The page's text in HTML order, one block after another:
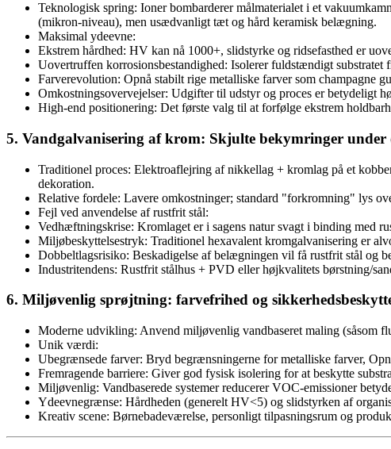
Teknologisk spring: Ioner bombarderer målmaterialet i et
(mikron-niveau), men usædvanligt tæt og hård keramisk belægning.
Maksimal ydeevne:
Ekstrem hårdhed: HV kan nå 1000+, slidstyrke og ridsefasthed er
Uovertruffen korrosionsbestandighed: Isolerer fuldstændigt substratet
Farverevolution: Opnå stabilt rige metalliske farver som champagne
Omkostningsovervejelser: Udgifter til udstyr og proces er betydeligt
High-end positionering: Det første valg til at forfølge ekstrem
5. Vandgalvanisering af krom: Skjulte bekymringer under
Traditionel proces: Elektroaflejring af nikkellag + kromlag på et
dekoration.
Relative fordele: Lavere omkostninger; standard "forkromning" lys
Fejl ved anvendelse af rustfrit stål:
Vedhæftningskrise: Kromlaget er i sagens natur svagt i binding med
Miljøbeskyttelsestryk: Traditionel hexavalent kromgalvanisering er
Dobbeltlagsrisiko: Beskadigelse af belægningen vil få rustfrit stål og
Industritendens: Rustfrit stålhus + PVD eller højkvalitets børstning/
6. Miljøvenlig sprøjtning: farvefrihed og
Moderne udvikling: Anvend miljøvenlig vandbaseret maling (såsom
Unik værdi:
Ubegrænsede farver: Bryd begrænsningerne for metalliske farver,
Fremragende barriere: Giver god fysisk isolering for at beskytte
Miljøvenlig: Vandbaserede systemer reducerer VOC-emissioner
Ydeevnegrænse: Hårdheden (generelt HV<5) og slidstyrken af
Kreativ scene: Børnebadeværelse, personligt tilpasningsrum og